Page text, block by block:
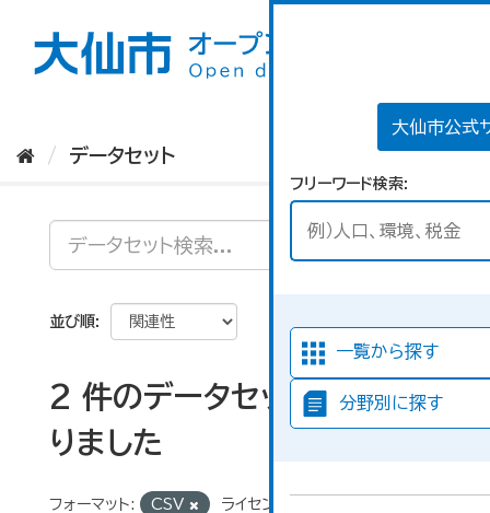
大仙市公式
フリーワード検索
一覧から探す
分野別に探す
データセット
並び順
2 件のデータセットが見つか
りました
フォーマット: CSV ライセンス: